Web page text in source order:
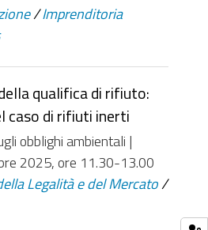
/Imprenditoria
qualifica di rifiuto:
caso di rifiuti inerti
obblighi ambientali |
2025, ore 11.30-13.00
Legalità e del Mercato /